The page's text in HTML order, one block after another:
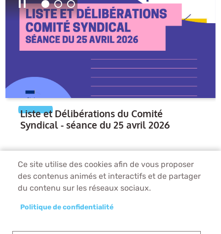
Liste et Délibérations du Comité
Syndical - séance du 25 avril 2026
Ce site utilise des cookies afin de vous proposer
des contenus animés et interactifs et de partager
du contenu sur les réseaux sociaux.
Politique de confidentialité